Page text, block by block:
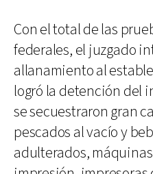
Con el total de las
federales, el juzgado
allanamiento al
logró la detención del
se secuestraron gran
pescados al vacío y
adulterados,